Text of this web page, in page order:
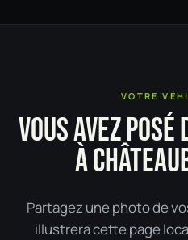
VOTRE
VOUS AVEZ POSÉ
À
Partagez une photo de
illustrera cette page